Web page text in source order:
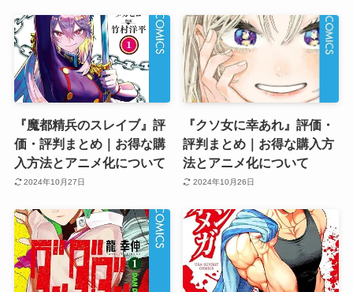
『魔都精兵のスレイブ』評
価・評判まとめ｜お得な購
入方法とアニメ化について
2024年10月27日
『クソ女に幸あれ』評価・
評判まとめ｜お得な購入方
法とアニメ化について
2024年10月26日